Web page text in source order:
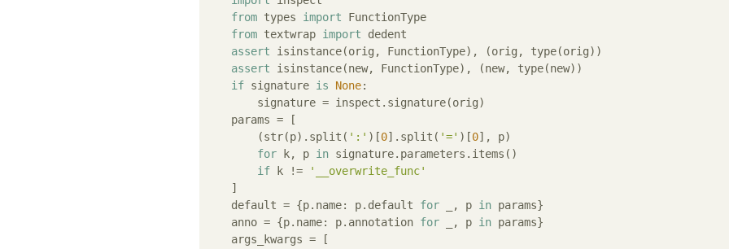
from types import FunctionType
from textwrap import dedent
assert isinstance(orig, FunctionType), (orig, type(orig))
assert isinstance(new, FunctionType), (new, type(new))
if signature is None:
        signature = inspect.signature(orig)
    params = [
        (str(p).split(
':' )[0].split( '=' )[0], p)
for k, p in signature.parameters.items()
if k !=
'__overwrite_func'
    ]
    default = {p.name: p.default
for _, p in params}
    anno = {p.name: p.annotation
for _, p in params}
    args_kwargs = [